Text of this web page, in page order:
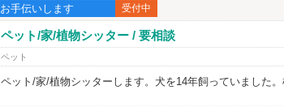
お手伝いします 受付中
ペット/家/植物シッター / 要相談
ペット
ペット/家/植物シッターします。犬を14年飼っていました